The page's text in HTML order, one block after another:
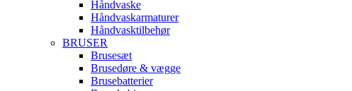
Håndvaske
Håndvaskarmaturer
Håndvasktilbehør
BRUSER
Brusesæt
Brusedøre & vægge
Brusebatterier